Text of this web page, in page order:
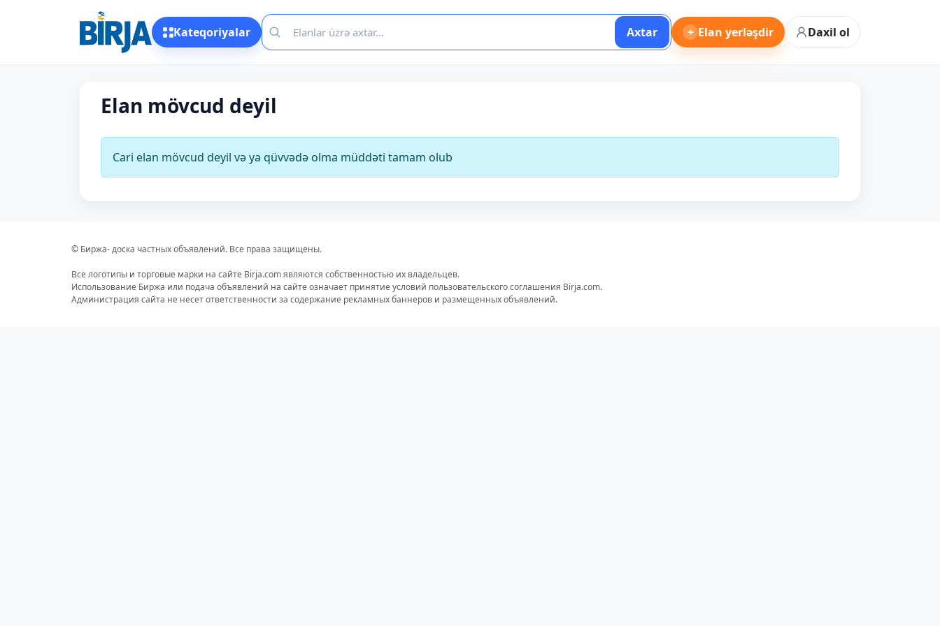
Kateqoriyalar Axtar + Elan yerləşdir Daxil ol
Elan mövcud deyil
Cari elan mövcud deyil və ya qüvvədə olma müddəti tamam olub
© Биржа- доска частных объявлений. Все права защищены.
Все логотипы и торговые марки на сайте Birja.com являются собственностью их владельцев.
Использование Биржа или подача объявлений на сайте означает принятие условий пользовательского соглашения Birja.com.
Администрация сайта не несет ответственности за содержание рекламных баннеров и размещенных объявлений.